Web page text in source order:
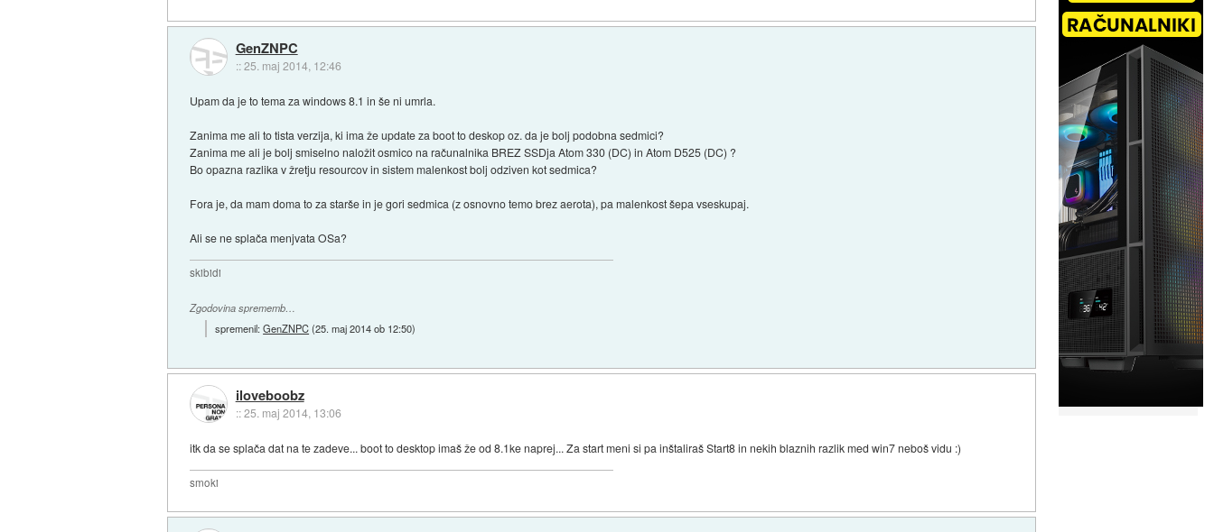
GenZNPC
::25. maj 2014, 12:46
Upam da je to tema za windows 8.1 in še ni umrla.
Zanima me ali to tista verzija, ki ima že update za boot to deskop oz. da je bolj podobna sedmici?
Zanima me ali je bolj smiselno naložit osmico na računalnika BREZ SSDja Atom 330 (DC) in Atom D525 (DC) ?
Bo opazna razlika v žretju resourcov in sistem malenkost bolj odziven kot sedmica?
Fora je, da mam doma to za starše in je gori sedmica (z osnovno temo brez aerota), pa malenkost šepa vseskupaj.
Ali se ne splača menjvata OSa?
skibidi
Zgodovina sprememb…
spremenil:GenZNPC(25. maj 2014 ob 12:50)
iloveboobz
::25. maj 2014, 13:06
itk da se splača dat na te zadeve... boot to desktop imaš že od 8.1ke naprej... Za start meni si pa inštaliraš Start8 in nekih blaznih razlik med win7 neboš vidu :)
smoki